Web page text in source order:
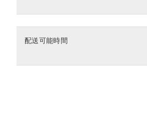
配送可能時間